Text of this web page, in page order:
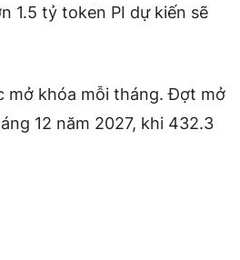
1.5 tỷ token PI dự kiến ​​sẽ
mở khóa mỗi tháng. Đợt mở
12 năm 2027, khi 432.3